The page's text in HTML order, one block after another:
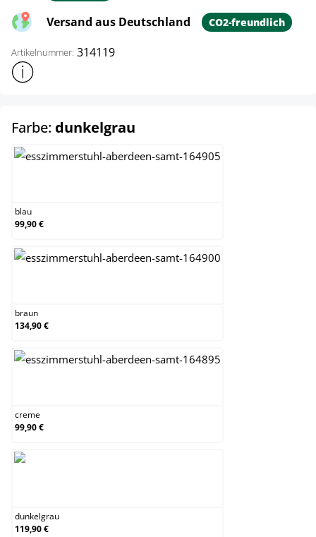
Versand aus Deutschland CO2-freundlich
Artikelnummer: 314119
Weitere Produktinformationen anzeigen
Farbe: dunkelgrau
blau
99,90 €
braun
134,90 €
creme
99,90 €
dunkelgrau
119,90 €